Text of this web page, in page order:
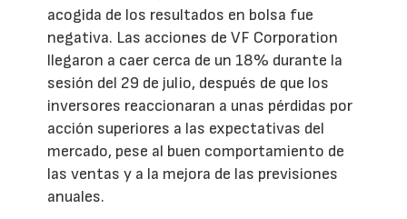
acogida de los resultados en bolsa fue
negativa. Las acciones de VF Corporation
llegaron a caer cerca de un 18% durante la
sesión del 29 de julio, después de que los
inversores reaccionaran a unas pérdidas por
acción superiores a las expectativas del
mercado, pese al buen comportamiento de
las ventas y a la mejora de las previsiones
anuales.